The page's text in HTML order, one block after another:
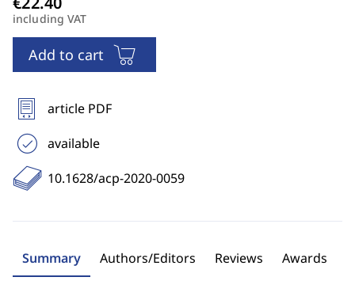
including VAT
Add to cart
article PDF
available
10.1628/acp-2020-0059
Summary Authors/Editors Reviews Awards